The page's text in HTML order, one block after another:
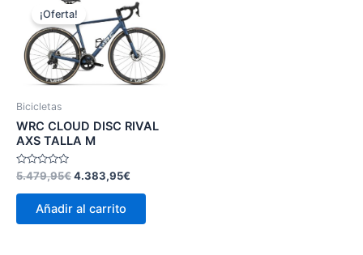
¡Oferta!
Bicicletas
WRC CLOUD DISC RIVAL
AXS TALLA M
Valorado
con
0
5.479,95€
precio
original
era:
5.479,95€.
4.383,95€
precio
actual
es:
4.383,95€.
Añadir al carrito